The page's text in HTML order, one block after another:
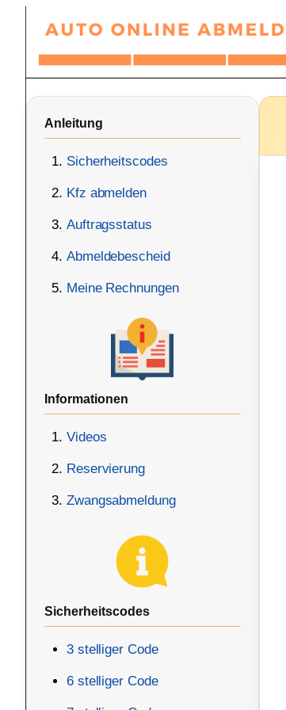
springen
Anleitung
Sicherheitscodes
Kfz abmelden
Auftragsstatus
Abmeldebescheid
Meine Rechnungen
Informationen
Videos
Reservierung
Zwangsabmeldung
Sicherheitscodes
3 stelliger Code
6 stelliger Code